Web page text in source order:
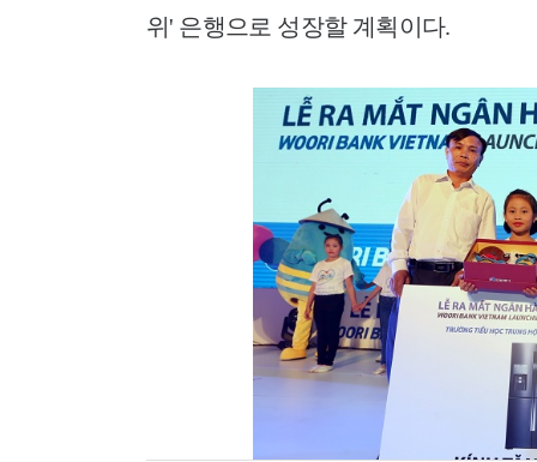
위' 은행으로 성장할 계획이다.